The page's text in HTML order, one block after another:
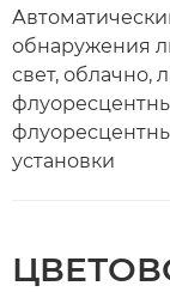
обнаружения
свет, облачно,
установки